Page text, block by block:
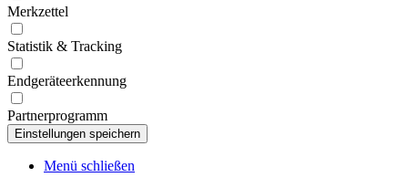
Merkzettel
Statistik & Tracking
Endgeräteerkennung
Partnerprogramm
Menü schließen